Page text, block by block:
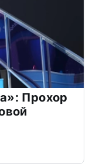
Прохор